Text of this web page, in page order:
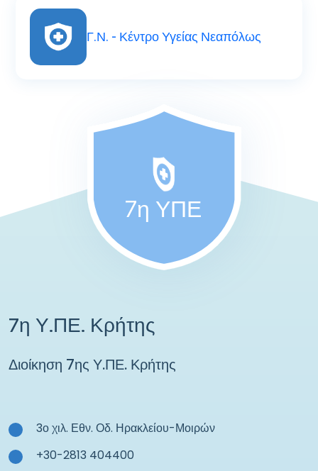
Γ.Ν. - Κέντρο Υγείας Νεαπόλως
7η ΥΠΕ
7η Υ.ΠΕ. Κρήτης
Διοίκηση 7ης Υ.ΠΕ. Κρήτης
3ο χιλ. Εθν. Οδ. Ηρακλείου-Μοιρών
+30-2813 404400